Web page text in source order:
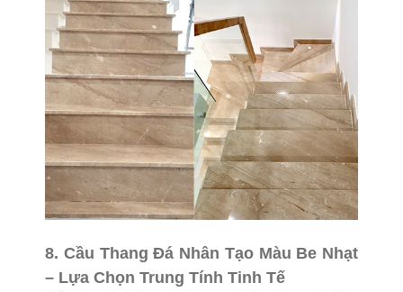
8. Cầu Thang Đá Nhân Tạo Màu Be Nhạt
– Lựa Chọn Trung Tính Tinh Tế